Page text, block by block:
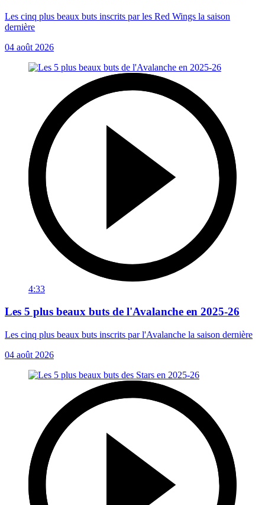
Les cinq plus beaux buts inscrits par les Red Wings la saison
dernière
04 août 2026
4:33
Les 5 plus beaux buts de l'Avalanche en 2025-26
Les cinq plus beaux buts inscrits par l'Avalanche la saison dernière
04 août 2026